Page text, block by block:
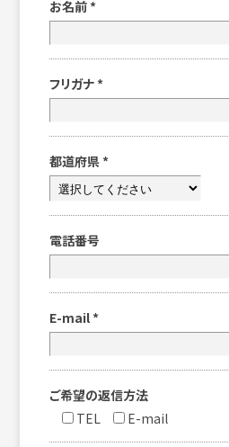
お名前 *
フリガナ *
都道府県 *
電話番号
E-mail *
ご希望の返信方法
TEL
E-mail